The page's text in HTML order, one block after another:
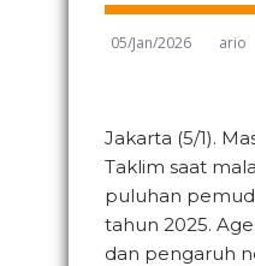
05/Jan/2026 ario
Jakarta (5/1).
Taklim saat
puluhan
tahun 2025.
dan pengaruh